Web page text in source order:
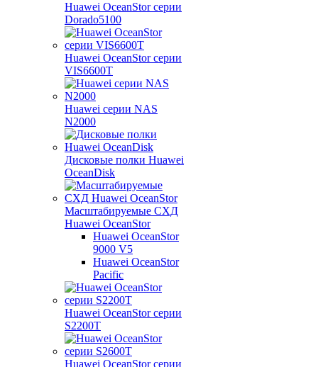
Huawei OceanStor серии
Dorado5100
Huawei OceanStor серии
VIS6600T
Huawei серии NAS
N2000
Дисковые полки Huawei
OceanDisk
Масштабируемые СХД
Huawei OceanStor
Huawei OceanStor
9000 V5
Huawei OceanStor
Pacific
Huawei OceanStor серии
S2200T
Huawei OceanStor серии